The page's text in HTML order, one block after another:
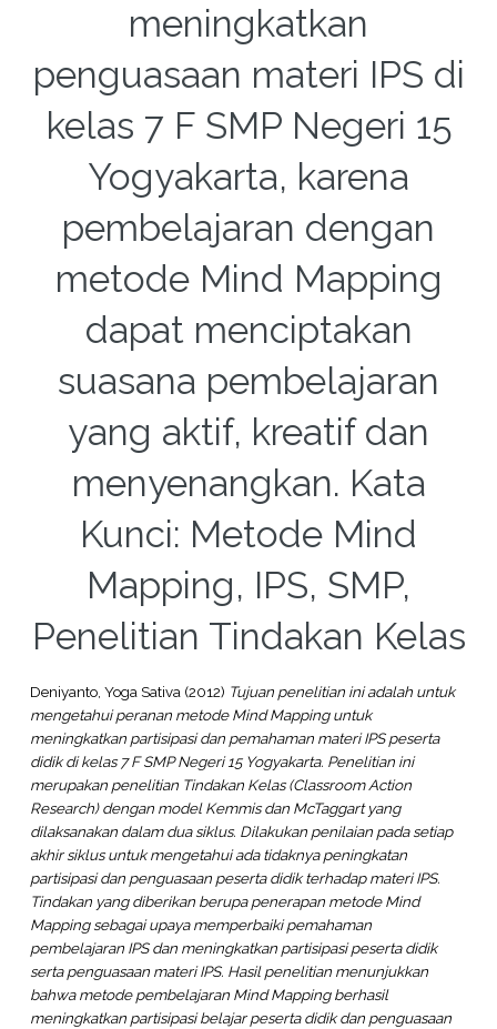
meningkatkan
penguasaan materi IPS di
kelas 7 F SMP Negeri 15
Yogyakarta, karena
pembelajaran dengan
metode Mind Mapping
dapat menciptakan
suasana pembelajaran
yang aktif, kreatif dan
menyenangkan. Kata
Kunci: Metode Mind
Mapping, IPS, SMP,
Penelitian Tindakan Kelas
Deniyanto, Yoga Sativa(2012) Tujuan penelitian ini adalah untuk
mengetahui peranan metode Mind Mapping untuk
meningkatkan partisipasi dan pemahaman materi IPS peserta
didik di kelas 7 F SMP Negeri 15 Yogyakarta. Penelitian ini
merupakan penelitian Tindakan Kelas (Classroom Action
Research) dengan model Kemmis dan McTaggart yang
dilaksanakan dalam dua siklus. Dilakukan penilaian pada setiap
akhir siklus untuk mengetahui ada tidaknya peningkatan
partisipasi dan penguasaan peserta didik terhadap materi IPS.
Tindakan yang diberikan berupa penerapan metode Mind
Mapping sebagai upaya memperbaiki pemahaman
pembelajaran IPS dan meningkatkan partisipasi peserta didik
serta penguasaan materi IPS. Hasil penelitian menunjukkan
bahwa metode pembelajaran Mind Mapping berhasil
meningkatkan partisipasi belajar peserta didik dan penguasaan